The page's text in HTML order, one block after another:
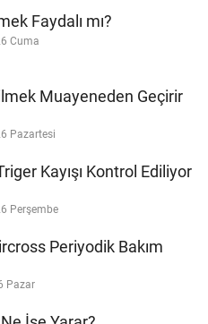
Faydalı mı?
Cuma
Muayeneden Geçirir
Pazartesi
Kayışı Kontrol Ediliyor
Perşembe
Periyodik Bakım
Pazar